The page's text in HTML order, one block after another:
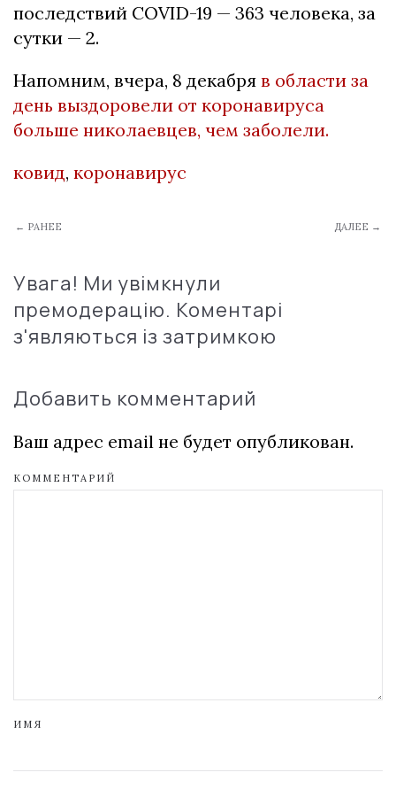
последствий COVID-19 — 363 человека, за
сутки — 2.
Напомним, вчера, 8 декабря в области за
день выздоровели от коронавируса
больше николаевцев, чем заболели.
ковид, коронавирус
← РАНЕЕ ДАЛЕЕ →
Увага! Ми увімкнули
премодерацію. Коментарі
з'являються із затримкою
Добавить комментарий
Ваш адрес email не будет опубликован.
КОММЕНТАРИЙ
ИМЯ